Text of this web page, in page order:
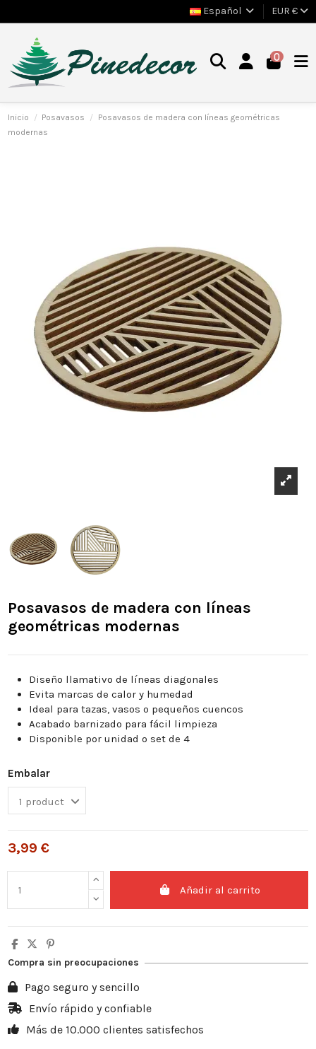
Español EUR €
0
Inicio Posavasos
Posavasos de madera con líneas geométricas
modernas
Posavasos de madera con líneas
geométricas modernas
Diseño llamativo de líneas diagonales
Evita marcas de calor y humedad
Ideal para tazas, vasos o pequeños cuencos
Acabado barnizado para fácil limpieza
Disponible por unidad o set de 4
Embalar
3,99 €
Añadir al carrito
Compra sin preocupaciones
Pago seguro y sencillo
Envío rápido y confiable
Más de 10.000 clientes satisfechos